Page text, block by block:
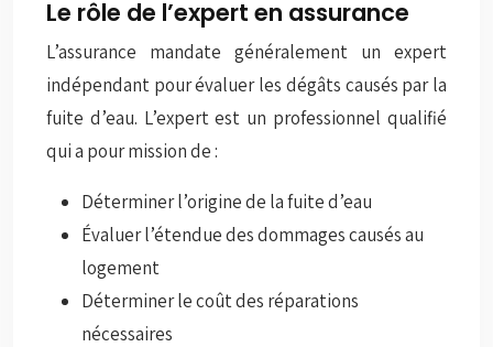
Le rôle de l’expert en assurance
L’assurance mandate généralement un expert
indépendant pour évaluer les dégâts causés par la
fuite d’eau. L’expert est un professionnel qualifié
qui a pour mission de :
Déterminer l’origine de la fuite d’eau
Évaluer l’étendue des dommages causés au
logement
Déterminer le coût des réparations
nécessaires